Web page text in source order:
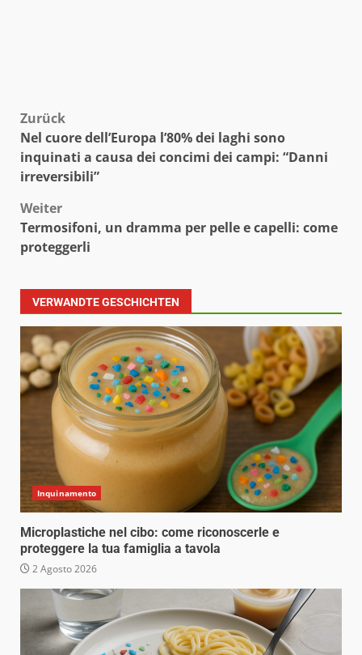
Beitragsnavigation
Zurück
Nel cuore dell’Europa l’80% dei laghi sono
inquinati a causa dei concimi dei campi: “Danni
irreversibili”
Weiter
Termosifoni, un dramma per pelle e capelli: come
proteggerli
VERWANDTE GESCHICHTEN
Inquinamento
Microplastiche nel cibo: come riconoscerle e
proteggere la tua famiglia a tavola
2 Agosto 2026